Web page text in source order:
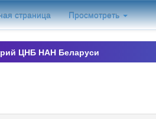
страница Просмотреть
ЦНБ НАН Беларуси